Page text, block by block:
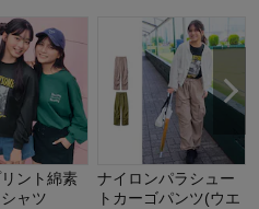
ント綿素
ャツ
ナイロンパラシュー
トカーゴパンツ(ウエ